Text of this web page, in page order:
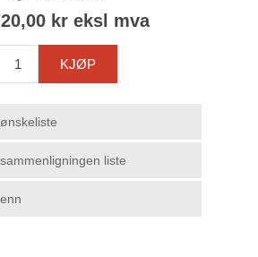
kr eksl mva
KJØP
liste